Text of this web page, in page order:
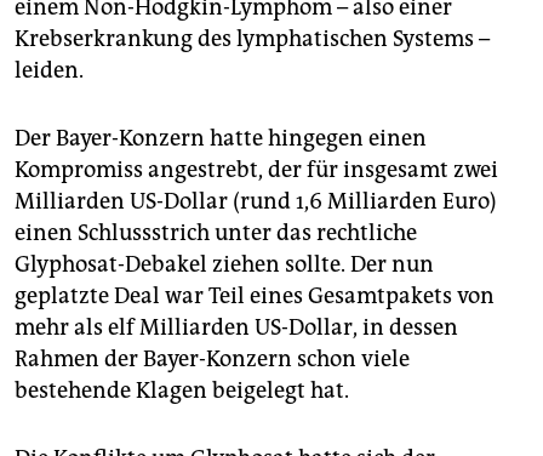
einem Non-Hodgkin-Lymphom – also einer
Krebserkrankung des lymphatischen Systems –
leiden.
Der Bayer-Konzern hatte hingegen einen
Kompromiss angestrebt, der für insgesamt zwei
Milliarden US-Dollar (rund 1,6 Milliarden Euro)
einen Schlussstrich unter das rechtliche
Glyphosat-Debakel ziehen sollte. Der nun
geplatzte Deal war Teil eines Gesamtpakets von
mehr als elf Milliarden US-Dollar, in dessen
Rahmen der Bayer-Konzern schon viele
bestehende Klagen beigelegt hat.